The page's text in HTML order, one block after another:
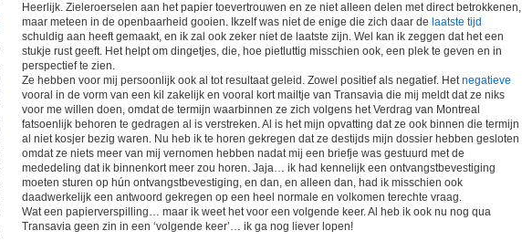
Heerlijk. Zieleroerselen aan het papier toevertrouwen en ze niet alleen delen met direct betrokkenen,
maar meteen in de openbaarheid gooien. Ikzelf was niet de enige die zich daar de laatste tijd
schuldig aan heeft gemaakt, en ik zal ook zeker niet de laatste zijn. Wel kan ik zeggen dat het een
stukje rust geeft. Het helpt om dingetjes, die, hoe pietluttig misschien ook, een plek te geven en in
perspectief te zien.
Ze hebben voor mij persoonlijk ook al tot resultaat geleid. Zowel positief als negatief. Hetnegatieve
vooral in de vorm van een kil zakelijk en vooral kort mailtje van Transavia die mij meldt dat ze niks
voor me willen doen, omdat de termijn waarbinnen ze zich volgens het Verdrag van Montreal
fatsoenlijk behoren te gedragen al is verstreken. Al is het mijn opvatting dat ze ook binnen die termijn
al niet kosjer bezig waren. Nu heb ik te horen gekregen dat ze destijds mijn dossier hebben gesloten
omdat ze niets meer van mij vernomen hebben nadat mij een briefje was gestuurd met de
mededeling dat ik binnenkort meer zou horen. Jaja… ik had kennelijk een ontvangstbevestiging
moeten sturen op hún ontvangstbevestiging, en dan, en alleen dan, had ik misschien ook
daadwerkelijk een antwoord gekregen op een heel normale en volkomen terechte vraag.
Wat een papierverspilling… maar ik weet het voor een volgende keer. Al heb ik ook nu nog qua
Transavia geen zin in een ‘volgende keer’… ik ga nog liever lopen!